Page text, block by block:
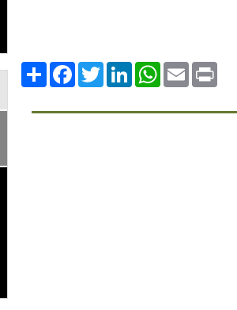
انشر
FacebookTwitterLinkedIn
WhatsAppEmail Print